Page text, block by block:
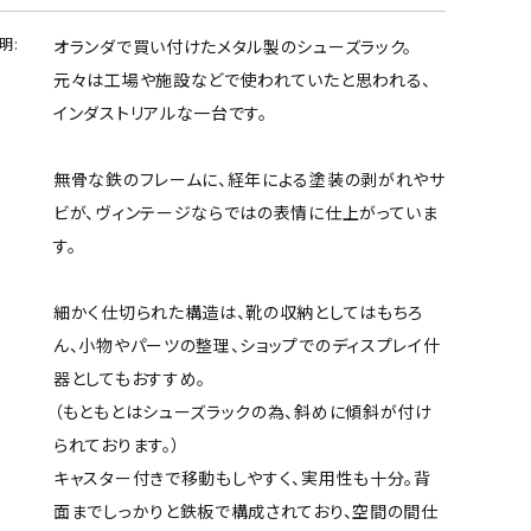
:
オランダで買い付けたメタル製のシューズラック。
元々は工場や施設などで使われていたと思われる、
インダストリアルな一台です。
無骨な鉄のフレームに、経年による塗装の剥がれやサ
ビが、ヴィンテージならではの表情に仕上がっていま
す。
細かく仕切られた構造は、靴の収納としてはもちろ
ん、小物やパーツの整理、ショップでのディスプレイ什
器としてもおすすめ。
（もともとはシューズラックの為、斜めに傾斜が付け
られております。）
キャスター付きで移動もしやすく、実用性も十分。背
面までしっかりと鉄板で構成されており、空間の間仕